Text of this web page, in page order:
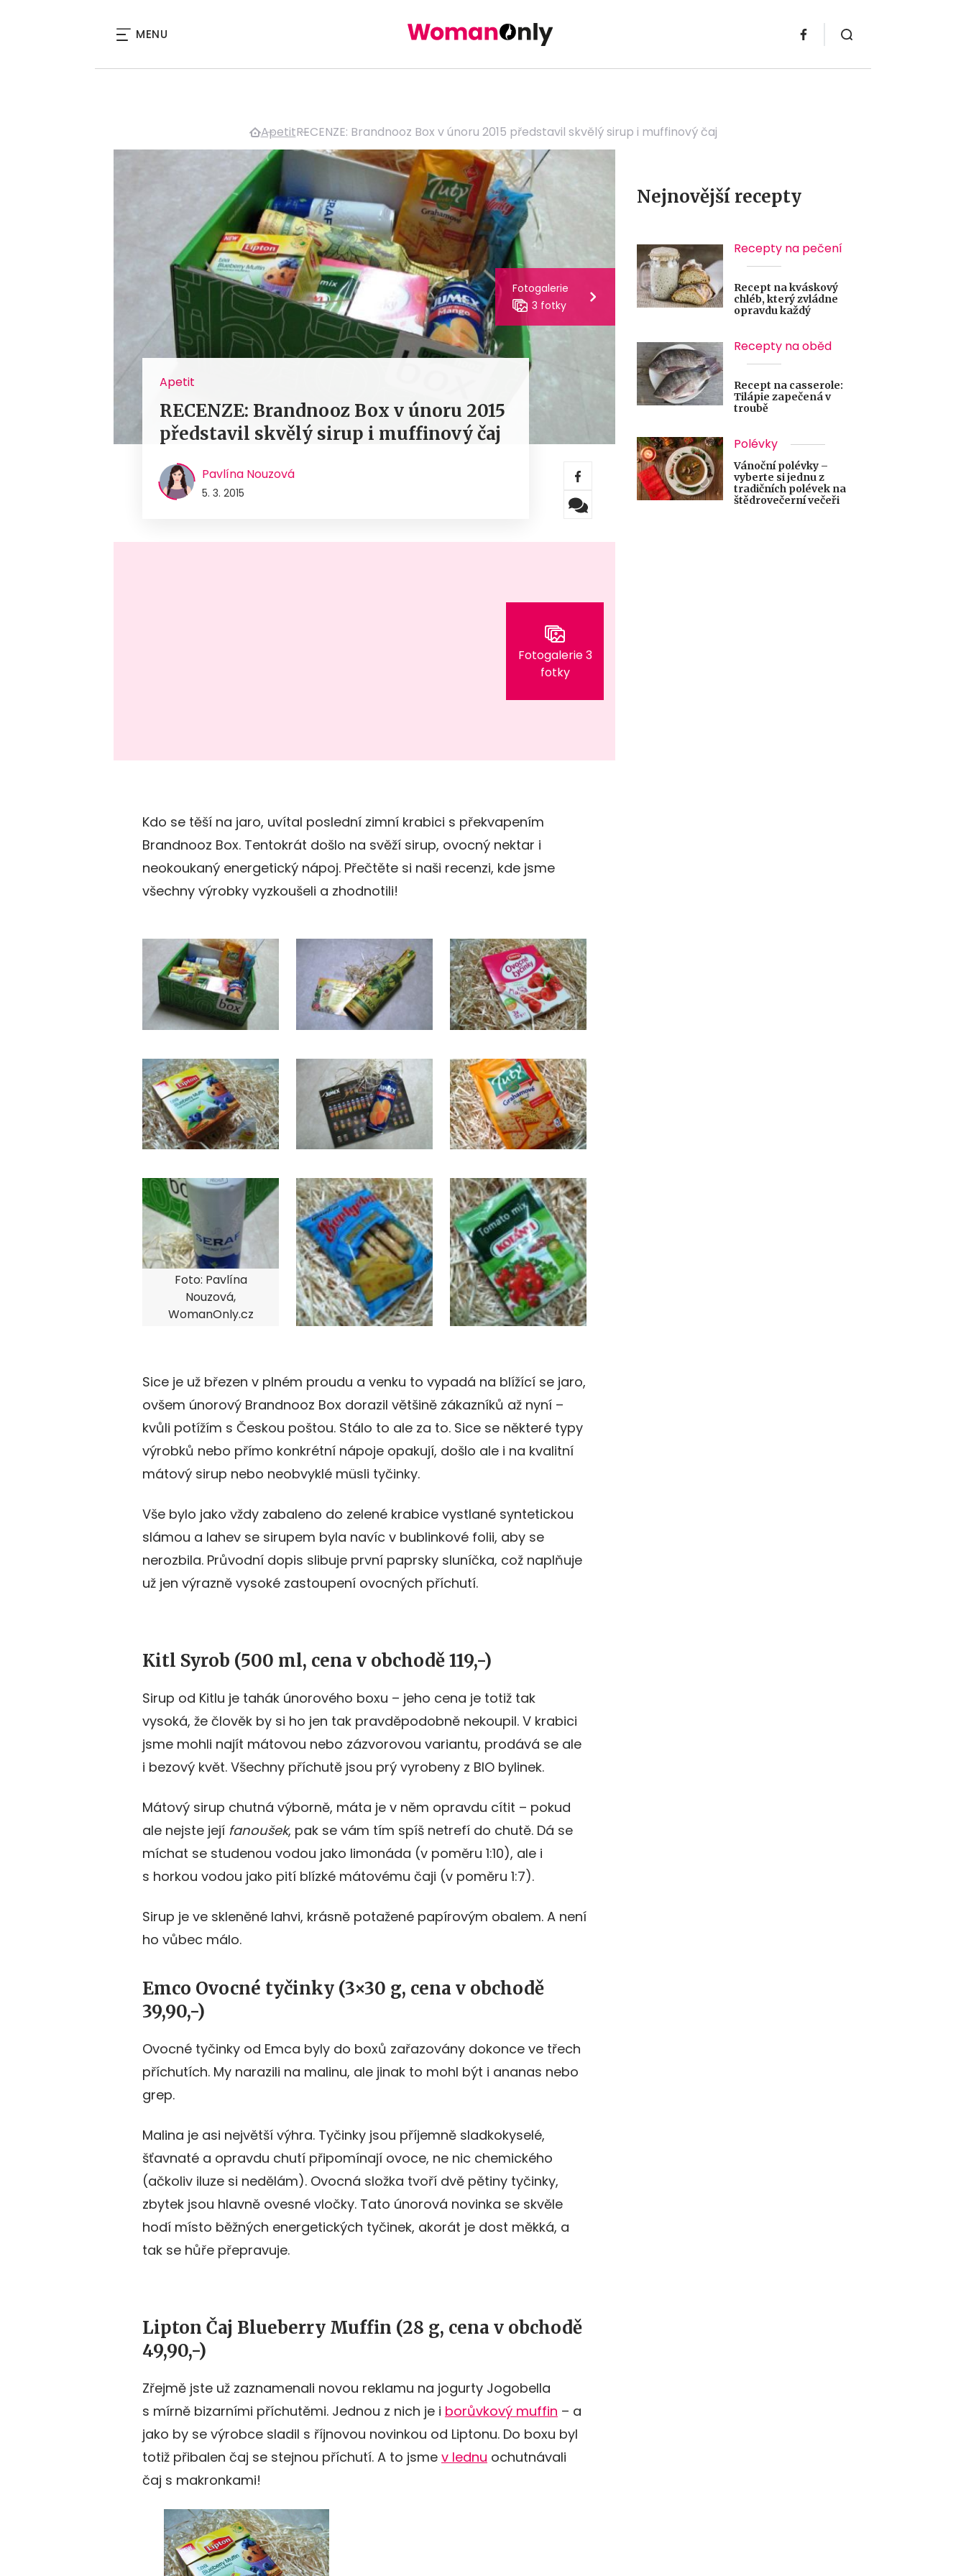
MENU
ApetitRECENZE: Brandnooz Box v únoru 2015 představil skvělý sirup i muffinový čaj
Fotogalerie
3 fotky
Apetit
RECENZE: Brandnooz Box v únoru 2015
představil skvělý sirup i muffinový čaj
Pavlína Nouzová
5. 3. 2015
Fotogalerie 3
fotky
Kdo se těší na jaro, uvítal poslední zimní krabici s překvapením
Brandnooz Box. Tentokrát došlo na svěží sirup, ovocný nektar i
neokoukaný energetický nápoj. Přečtěte si naši recenzi, kde jsme
všechny výrobky vyzkoušeli a zhodnotili!
Foto: Pavlína
Nouzová,
WomanOnly.cz
Sice je už březen v plném proudu a venku to vypadá na blížící se jaro,
ovšem únorový Brandnooz Box dorazil většině zákazníků až nyní –
kvůli potížím s Českou poštou. Stálo to ale za to. Sice se některé typy
výrobků nebo přímo konkrétní nápoje opakují, došlo ale i na kvalitní
mátový sirup nebo neobvyklé müsli tyčinky.
Vše bylo jako vždy zabaleno do zelené krabice vystlané syntetickou
slámou a lahev se sirupem byla navíc v bublinkové folii, aby se
nerozbila. Průvodní dopis slibuje první paprsky sluníčka, což naplňuje
už jen výrazně vysoké zastoupení ovocných příchutí.
Kitl Syrob (500 ml, cena v obchodě 119,-)
Sirup od Kitlu je tahák únorového boxu – jeho cena je totiž tak
vysoká, že člověk by si ho jen tak pravděpodobně nekoupil. V krabici
jsme mohli najít mátovou nebo zázvorovou variantu, prodává se ale
i bezový květ. Všechny příchutě jsou prý vyrobeny z BIO bylinek.
Mátový sirup chutná výborně, máta je v něm opravdu cítit – pokud
ale nejste její fanoušek, pak se vám tím spíš netrefí do chutě. Dá se
míchat se studenou vodou jako limonáda (v poměru 1:10), ale i
s horkou vodou jako pití blízké mátovému čaji (v poměru 1:7).
Sirup je ve skleněné lahvi, krásně potažené papírovým obalem. A není
ho vůbec málo.
Emco Ovocné tyčinky (3×30 g, cena v obchodě
39,90,-)
Ovocné tyčinky od Emca byly do boxů zařazovány dokonce ve třech
příchutích. My narazili na malinu, ale jinak to mohl být i ananas nebo
grep.
Malina je asi největší výhra. Tyčinky jsou příjemně sladkokyselé,
šťavnaté a opravdu chutí připomínají ovoce, ne nic chemického
(ačkoliv iluze si nedělám). Ovocná složka tvoří dvě pětiny tyčinky,
zbytek jsou hlavně ovesné vločky. Tato únorová novinka se skvěle
hodí místo běžných energetických tyčinek, akorát je dost měkká, a
tak se hůře přepravuje.
Lipton Čaj Blueberry Muffin (28 g, cena v obchodě
49,90,-)
Zřejmě jste už zaznamenali novou reklamu na jogurty Jogobella
s mírně bizarními příchutěmi. Jednou z nich je i borůvkový muffin – a
jako by se výrobce sladil s říjnovou novinkou od Liptonu. Do boxu byl
totiž přibalen čaj se stejnou příchutí. A to jsme v lednu ochutnávali
čaj s makronkami!
Nejnovější recepty
Recepty na pečení
Recept na kváskový
chléb, který zvládne
opravdu každý
Recepty na oběd
Recept na casserole:
Tilápie zapečená v
troubě
Polévky
Vánoční polévky –
vyberte si jednu z
tradičních polévek na
štědrovečerní večeři